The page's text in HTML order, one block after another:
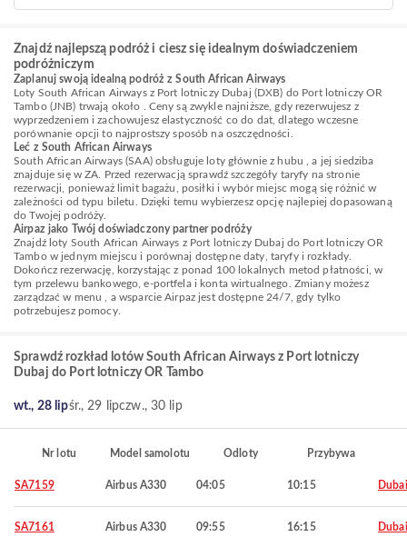
Znajdź najlepszą podróż i ciesz się idealnym doświadczeniem
podróżniczym
Zaplanuj swoją idealną podróż z South African Airways
Loty South African Airways z Port lotniczy Dubaj (DXB) do Port lotniczy OR
Tambo (JNB) trwają około . Ceny są zwykle najniższe, gdy rezerwujesz z
wyprzedzeniem i zachowujesz elastyczność co do dat, dlatego wczesne
porównanie opcji to najprostszy sposób na oszczędności.
Leć z South African Airways
South African Airways (SAA) obsługuje loty głównie z hubu , a jej siedziba
znajduje się w ZA. Przed rezerwacją sprawdź szczegóły taryfy na stronie
rezerwacji, ponieważ limit bagażu, posiłki i wybór miejsc mogą się różnić w
zależności od typu biletu. Dzięki temu wybierzesz opcję najlepiej dopasowaną
do Twojej podróży.
Airpaz jako Twój doświadczony partner podróży
Znajdź loty South African Airways z Port lotniczy Dubaj do Port lotniczy OR
Tambo w jednym miejscu i porównaj dostępne daty, taryfy i rozkłady.
Dokończ rezerwację, korzystając z ponad 100 lokalnych metod płatności, w
tym przelewu bankowego, e-portfela i konta wirtualnego. Zmiany możesz
zarządzać w menu , a wsparcie Airpaz jest dostępne 24/7, gdy tylko
potrzebujesz pomocy.
Sprawdź rozkład lotów South African Airways z Port lotniczy
Dubaj do Port lotniczy OR Tambo
wt., 28 lipśr., 29 lipczw., 30 lip
Nr lotu Model samolotu Odloty Przybywa
SA7159 Airbus A330 04:05 10:15 Dubai
SA7161 Airbus A330 09:55 16:15 Dubai